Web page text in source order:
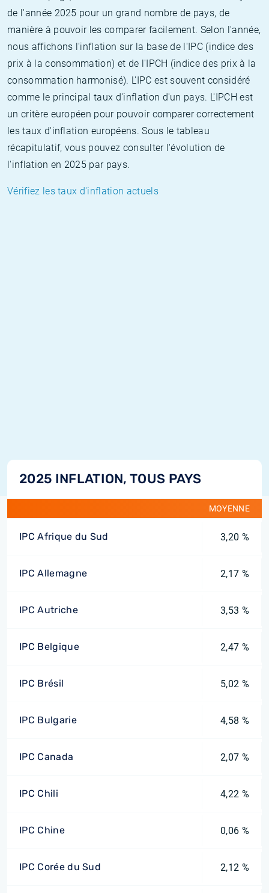
de l'année 2025 pour un grand nombre de pays, de
manière à pouvoir les comparer facilement. Selon l'année,
nous affichons l'inflation sur la base de l'IPC (indice des
prix à la consommation) et de l'IPCH (indice des prix à la
consommation harmonisé). L'IPC est souvent considéré
comme le principal taux d'inflation d'un pays. L'IPCH est
un critère européen pour pouvoir comparer correctement
les taux d'inflation européens. Sous le tableau
récapitulatif, vous pouvez consulter l'évolution de
l'inflation en 2025 par pays.
Vérifiez les taux d'inflation actuels
2025 INFLATION, TOUS PAYS
MOYENNE
IPC Afrique du Sud 3,20 %
IPC Allemagne 2,17 %
IPC Autriche 3,53 %
IPC Belgique 2,47 %
IPC Brésil 5,02 %
IPC Bulgarie 4,58 %
IPC Canada 2,07 %
IPC Chili 4,22 %
IPC Chine 0,06 %
IPC Corée du Sud 2,12 %